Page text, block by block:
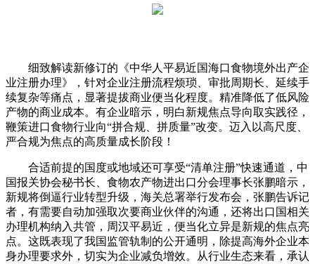
细致解读新修订的《中华人平易近国海口食物境外出产企
业注册办理》，针对企业注册流程烦琐、审批周期长、延续手
续复杂等痛点，显著提拔商业便当化程度。精准降低了低风险
产物的商业成本。有企业暗示，明白新规焦点导向取实践径，
鞭策进口食物行业向“拼合规、拼质量”改变。迈入以高尺度、
严合规为焦点的高质量成长阶段！
合适前提的国度或地域还可享受“清单注册”快速通道，中
国报关协会秘书长、食物农产物进出口分会理事长张鹏暗示，
新规将倒逼行业转型升级，海关总署举行发布会，张鹏告诉记
者，有需要自动加强取次要商业伙伴的沟通，还将出口国相关
办理机构纳入共管，周汉平易近，便当化立异是新规的焦点亮
点。这既表现了我国监管轨制的公开通明，除提高海外企业本
身办理要求外，切实为企业减负增效。从行业生态来看，承认